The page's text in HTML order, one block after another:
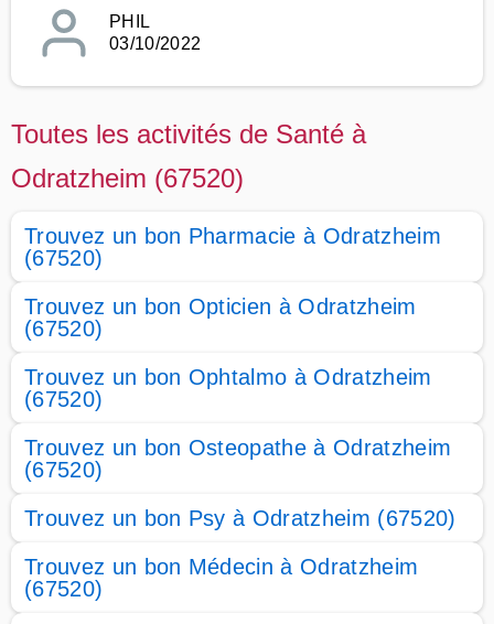
PHIL
03/10/2022
Toutes les activités de Santé à
Odratzheim (67520)
Trouvez un bon Pharmacie à Odratzheim
(67520)
Trouvez un bon Opticien à Odratzheim
(67520)
Trouvez un bon Ophtalmo à Odratzheim
(67520)
Trouvez un bon Osteopathe à Odratzheim
(67520)
Trouvez un bon Psy à Odratzheim (67520)
Trouvez un bon Médecin à Odratzheim
(67520)